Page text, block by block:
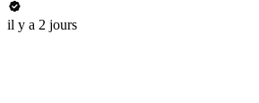
il y a 2 jours